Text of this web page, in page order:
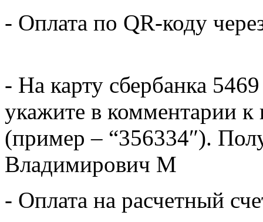
- Оплата по QR-коду
- На карту сбербанка
укажите в комментарии к
(пример – “356334″).
Владимирович М
- Оплата на расчетный